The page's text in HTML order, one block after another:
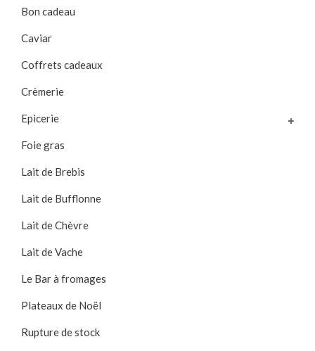
Bon cadeau
Caviar
Coffrets cadeaux
Crèmerie
Epicerie
Foie gras
Lait de Brebis
Lait de Bufflonne
Lait de Chèvre
Lait de Vache
Le Bar à fromages
Plateaux de Noël
Rupture de stock